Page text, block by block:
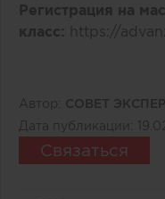
Регистрация на
класс:
https://
Автор: СОВЕТ
Дата публикации:
Связаться